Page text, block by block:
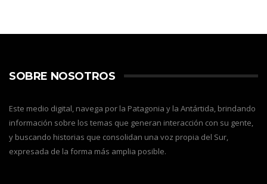
SOBRE NOSOTROS
Este medio digital, navega por la Patagonia y la Antártida, brindando
información sobre los temas que generan interacción con su gente,
y buscando historias que consolidan una voz propia del Sur,
expresada de la forma más amplia posible.